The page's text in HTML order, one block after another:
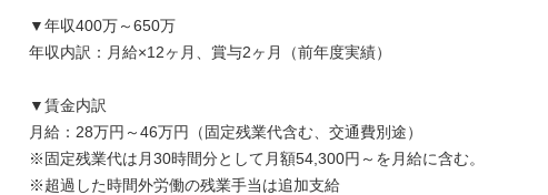
▼年収400万～650万
年収内訳：月給×12ヶ月、賞与2ヶ月（前年度実績）
▼賃金内訳
月給：28万円～46万円（固定残業代含む、交通費別途）
※固定残業代は月30時間分として月額54,300円～を月給に含む。
※超過した時間外労働の残業手当は追加支給